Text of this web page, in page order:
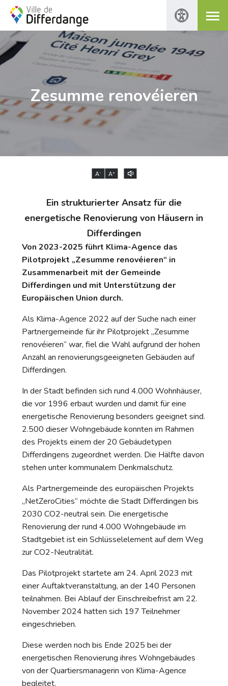
Zesumme renovéieren
A- A+
Ein strukturierter Ansatz für die
energetische Renovierung von Häusern in
Differdingen
Von 2023-2025 führt Klima-Agence das
Pilotprojekt „Zesumme renovéieren“ in
Zusammenarbeit mit der Gemeinde
Differdingen und mit Unterstützung der
Europäischen Union durch.
Als Klima-Agence 2022 auf der Suche nach einer
Partnergemeinde für ihr Pilotprojekt „Zesumme
renovéieren“ war, fiel die Wahl aufgrund der hohen
Anzahl an renovierungsgeeigneten Gebäuden auf
Differdingen.
In der Stadt befinden sich rund 4.000 Wohnhäuser,
die vor 1996 erbaut wurden und damit für eine
energetische Renovierung besonders geeignet sind.
2.500 dieser Wohngebäude konnten im Rahmen
des Projekts einem der 20 Gebäudetypen
Differdingens zugeordnet werden. Die Hälfte davon
stehen unter kommunalem Denkmalschutz.
Als Partnergemeinde des europäischen Projekts
„NetZeroCities“ möchte die Stadt Differdingen bis
2030 CO2-neutral sein. Die energetische
Renovierung der rund 4.000 Wohngebäude im
Stadtgebiet ist ein Schlüsselelement auf dem Weg
zur CO2-Neutralität.
Das Pilotprojekt startete am 24. April 2023 mit
einer Auftaktveranstaltung, an der 140 Personen
teilnahmen. Bei Ablauf der Einschreibefrist am 22.
November 2024 hatten sich 197 Teilnehmer
eingeschrieben.
Diese werden noch bis Ende 2025 bei der
energetischen Renovierung ihres Wohngebäudes
von der Quartiersmanagerin von Klima-Agence
begleitet.